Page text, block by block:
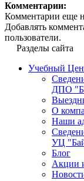
Комментарии:
Комментарии еще
Добавлять
пользователи.
Разделы сайта
Учебный
ДПО
О
Наши
УЦ
Блог
Акции